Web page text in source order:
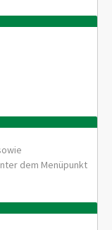
dem Menüpunkt